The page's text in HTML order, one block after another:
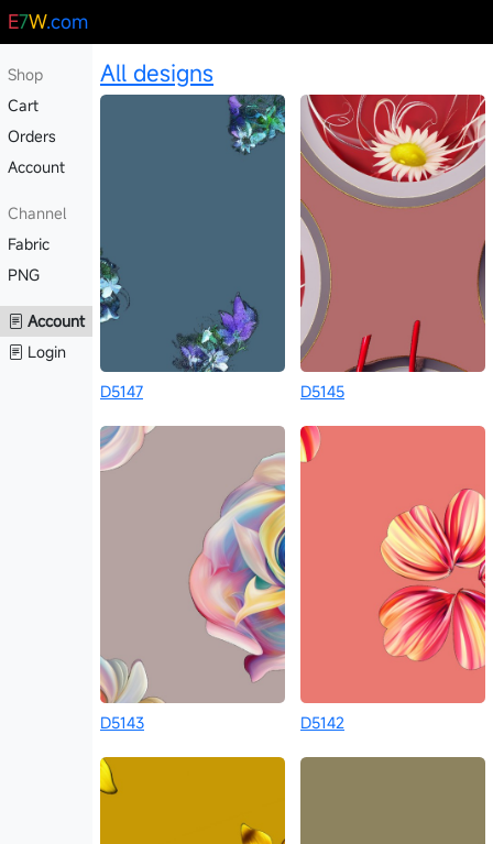
E7W.com
Shop
Cart
Orders
Account
Channel
Fabric
PNG
Account
Login
All designs
D5147 D5145
D5143 D5142